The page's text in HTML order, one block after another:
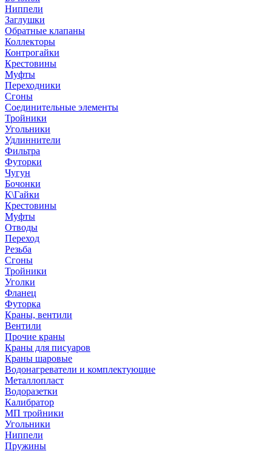
Ниппели
Заглушки
Обратные клапаны
Коллекторы
Контрогайки
Крестовины
Муфты
Переходники
Сгоны
Соединительные элементы
Тройники
Угольники
Удлиннители
Фильтра
Футорки
Чугун
Бочонки
К\Гайки
Крестовины
Муфты
Отводы
Переход
Резьба
Сгоны
Тройники
Уголки
Фланец
Футорка
Краны, вентили
Вентили
Прочие краны
Краны для писуаров
Краны шаровые
Водонагреватели и комплектующие
Металлопласт
Водоразетки
Калибратор
МП тройники
Угольники
Ниппели
Пружины